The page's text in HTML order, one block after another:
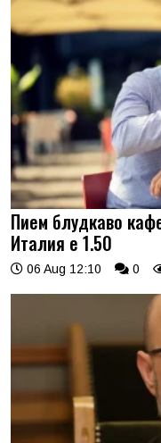
Пием блудкаво
Италия е 1.50
06 Aug 12:10 0